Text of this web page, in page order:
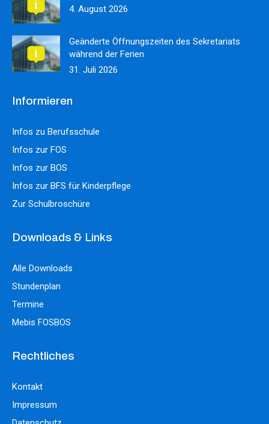
4. August 2026
Geänderte Öffnungszeiten des Sekretariats
während der Ferien
31. Juli 2026
Informieren
Infos zu Berufsschule
Infos zur FOS
Infos zur BOS
Infos zur BFS für Kinderpflege
Zur Schulbroschüre
Downloads & Links
Alle Downloads
Stundenplan
Termine
Mebis FOSBOS
Rechtliches
Kontakt
Impressum